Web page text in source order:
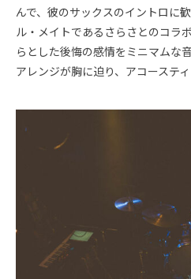
んで、彼のサックスのイントロに
ル・メイトであるさらさとのコラ
らとした後悔の感情をミニマムな
アレンジが胸に迫り、アコーステ